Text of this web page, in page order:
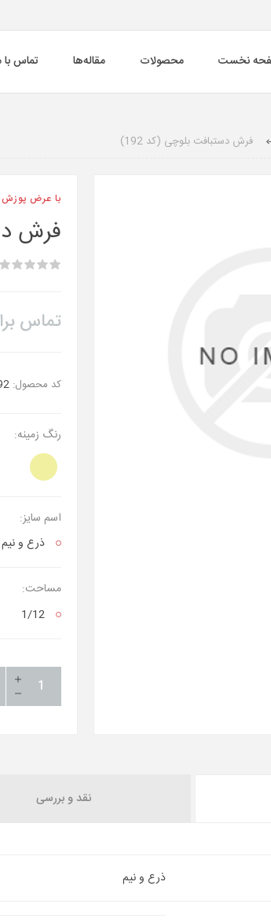
نخست محصولات مقاله‌ها تماس با
فرش دستبافت بلوچی (کد 192)
با عرض
فرش
تماس
کد محصول:
رنگ زمینه:
اسم سایز:
ذرع‌ و نیم
مساحت:
1/12
نقد و بررسی
ذرع و نیم